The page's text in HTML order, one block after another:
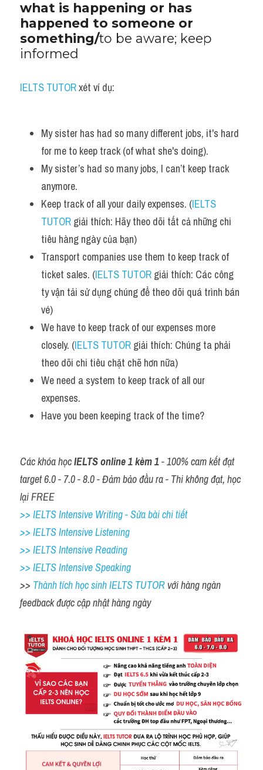
what is happening or has
happened to someone or
something/to be aware; keep
informed
IELTS TUTOR xét ví dụ:
My sister has had so many different jobs, it's hard
for me to keep track (of what she's doing).
My sister’s had so many jobs, I can’t keep track
anymore.
Keep track of all your daily expenses. (IELTS
TUTOR giải thích: Hãy theo dõi tất cả những chi
tiêu hàng ngày của bạn)
Transport companies use them to keep track of
ticket sales. (IELTS TUTOR giải thích: Các công
ty vận tải sử dụng chúng để theo dõi quá trình bán
vé)
We have to keep track of our expenses more
closely. (IELTS TUTOR giải thích: Chúng ta phải
theo dõi chi tiêu chặt chẽ hơn nữa)
We need a system to keep track of all our
expenses.
Have you been keeping track of the time?
Các khóa học IELTS online 1 kèm 1 - 100% cam kết đạt
target 6.0 - 7.0 - 8.0 - Đảm bảo đầu ra - Thi không đạt, học
lại FREE
>> IELTS Intensive Writing - Sửa bài chi tiết
>> IELTS Intensive Listening
>> IELTS Intensive Reading
>> IELTS Intensive Speaking
>> Thành tích học sinh IELTS TUTOR với hàng ngàn
feedback được cập nhật hàng ngày